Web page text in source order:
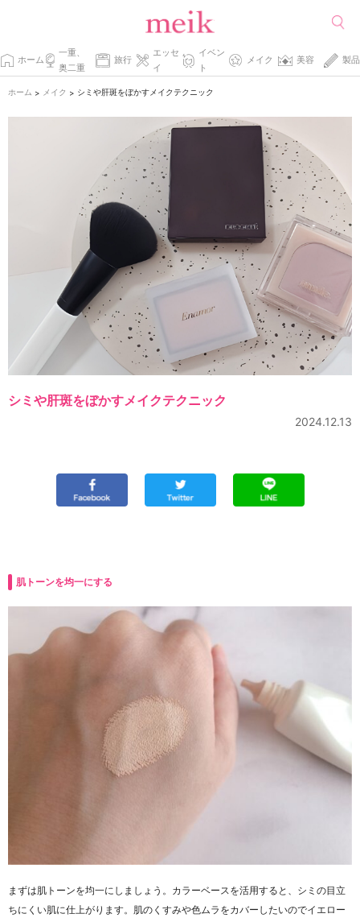
ホーム
一重、
奥二重
旅行
エッセ
イ
イベン
ト
メイク 美容 製品
ホーム > メイク > シミや肝斑をぼかすメイクテクニック
シミや肝斑をぼかすメイクテクニック
2024.12.13
肌トーンを均一にする
まずは肌トーンを均一にしましょう。カラーベースを活用すると、シミの目立
ちにくい肌に仕上がります。肌のくすみや色ムラをカバーしたいのでイエロー